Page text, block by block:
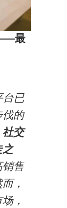
最
台已
的
社交
售
，
，